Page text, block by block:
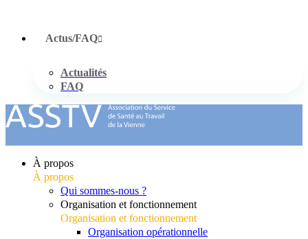
Actus/FAQ
Actualités
FAQ
À propos
À propos
Qui sommes-nous ?
Organisation et fonctionnement
Organisation et fonctionnement
Organisation opérationnelle